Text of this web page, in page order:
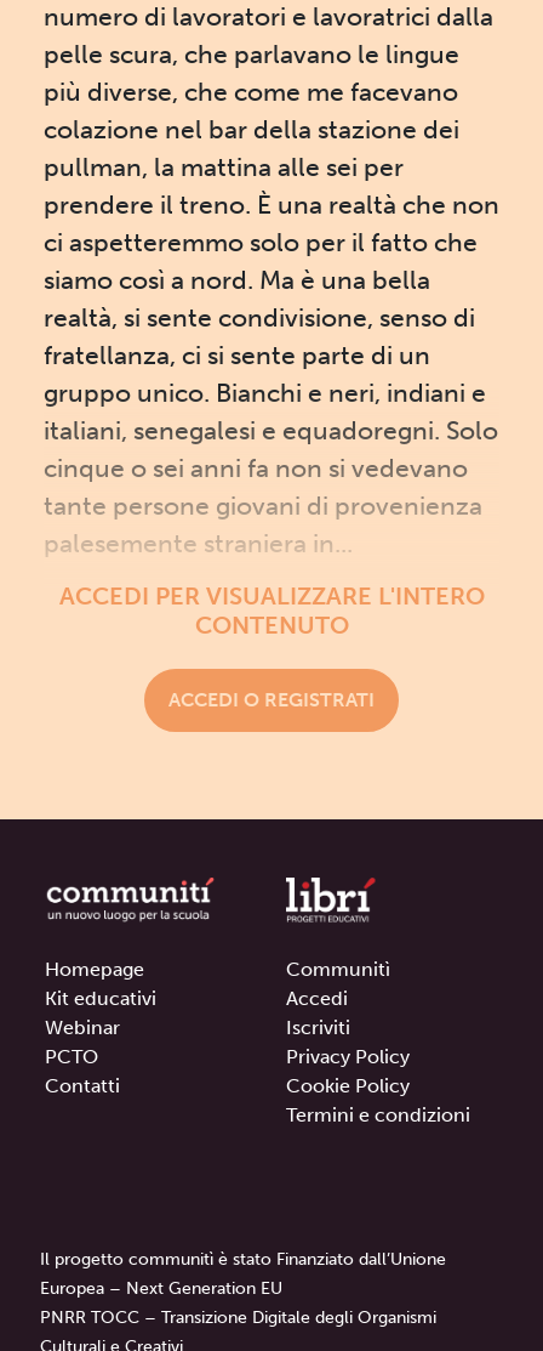
numero di lavoratori e lavoratrici dalla
pelle scura, che parlavano le lingue
più diverse, che come me facevano
colazione nel bar della stazione dei
pullman, la mattina alle sei per
prendere il treno. È una realtà che non
ci aspetteremmo solo per il fatto che
siamo così a nord. Ma è una bella
realtà, si sente condivisione, senso di
fratellanza, ci si sente parte di un
gruppo unico. Bianchi e neri, indiani e
italiani, senegalesi e equadoregni. Solo
cinque o sei anni fa non si vedevano
tante persone giovani di provenienza
palesemente straniera in...
ACCEDI PER VISUALIZZARE L'INTERO
CONTENUTO
ACCEDI O REGISTRATI
Homepage
Kit educativi
Webinar
PCTO
Contatti
Communitì
Accedi
Iscriviti
Privacy Policy
Cookie Policy
Termini e condizioni
Il progetto communitì è stato Finanziato dall’Unione
Europea – Next Generation EU
PNRR TOCC – Transizione Digitale degli Organismi